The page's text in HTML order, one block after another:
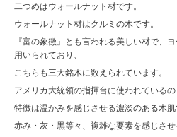
二つめはウォールナット材です。
ウォールナット材はクルミの木です。
『富の象徴』とも言われる美しい材で、
用いられており、
こちらも三大銘木に数えられています。
アメリカ大統領の指揮台に使われているの
特徴は温かみを感じさせる濃淡のある木肌
赤み・灰・黒等々、複雑な要素を感じさせ